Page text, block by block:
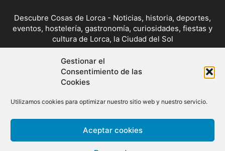
Gestionar el
Consentimiento de las
Cookies
Utilizamos cookies para optimizar nuestro sitio web y nuestro servicio.
Aceptar cookies
Descubre Cosas de Lorca - Noticias, historia, deportes,
eventos, hostelería, gastronomía, curiosidades, fiestas y
cultura de Lorca, la Ciudad del Sol
Contáctanos:cosasdelorca@gmail.com
SÍGUENOS